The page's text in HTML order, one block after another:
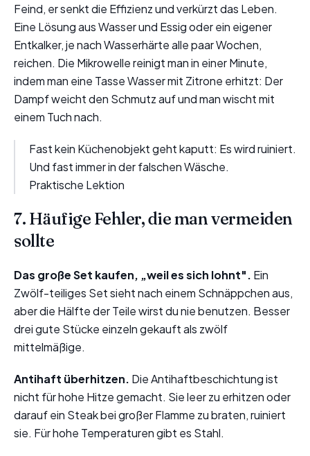
Feind, er senkt die Effizienz und verkürzt das Leben.
Eine Lösung aus Wasser und Essig oder ein eigener
Entkalker, je nach Wasserhärte alle paar Wochen,
reichen. Die Mikrowelle reinigt man in einer Minute,
indem man eine Tasse Wasser mit Zitrone erhitzt: Der
Dampf weicht den Schmutz auf und man wischt mit
einem Tuch nach.
Fast kein Küchenobjekt geht kaputt: Es wird ruiniert.
Und fast immer in der falschen Wäsche.
Praktische Lektion
7. Häufige Fehler, die man vermeiden
sollte
Das große Set kaufen, „weil es sich lohnt". Ein
Zwölf-teiliges Set sieht nach einem Schnäppchen aus,
aber die Hälfte der Teile wirst du nie benutzen. Besser
drei gute Stücke einzeln gekauft als zwölf
mittelmäßige.
Antihaft überhitzen. Die Antihaftbeschichtung ist
nicht für hohe Hitze gemacht. Sie leer zu erhitzen oder
darauf ein Steak bei großer Flamme zu braten, ruiniert
sie. Für hohe Temperaturen gibt es Stahl.